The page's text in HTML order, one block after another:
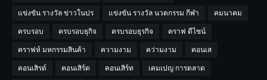
แข่งขัน รางวัล ข่าวในปร
แข่งขัน รางวัล นวตกรรม กีฬา
คมนาคม
ครบรอบ
ครบรอบธุกิจ ครบรอบธุรกิจ
คราฟ ดีไซน์
คราฟห์ มหกรรมสินค้า
ความงาม คว่ามงาม
คอนเส
คอนเสิรต์
คอนเสิร์ต คอนเสิร์ท
เคมเปญ การตลาด